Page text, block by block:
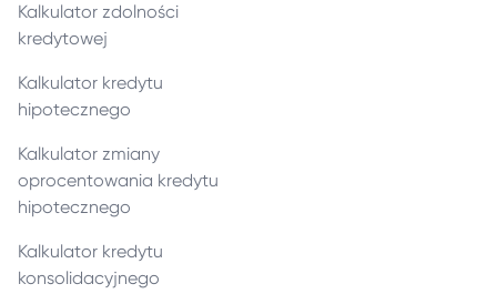
Kalkulator zdolności
kredytowej
Kalkulator kredytu
hipotecznego
Kalkulator zmiany
oprocentowania kredytu
hipotecznego
Kalkulator kredytu
konsolidacyjnego